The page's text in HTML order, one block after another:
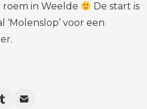
roem in Weelde
De start is
‘Molenslop’ voor een